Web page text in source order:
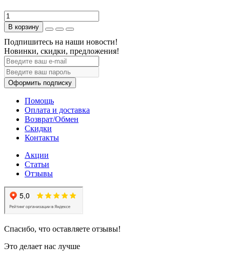
В корзину
Подпишитесь на наши новости!
Новинки, скидки, предложения!
Оформить подписку
Помощь
Оплата и доставка
Возврат/Обмен
Скидки
Контакты
Акции
Статьи
Отзывы
Спасибо, что оставляете отзывы!
Это делает нас лучше